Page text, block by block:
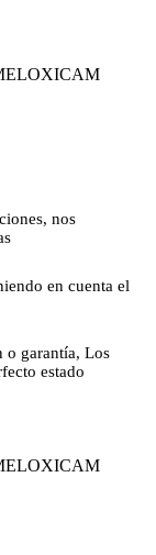
nos
en cuenta el
o garantía, Los
estado